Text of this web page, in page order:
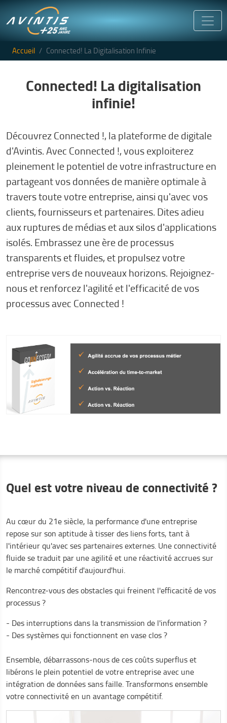
Aller au contenu principal
Accueil Connected! La Digitalisation Infinie
Connected! La digitalisation
infinie!
Découvrez Connected !, la plateforme de digitale
d'Avintis. Avec Connected !, vous exploiterez
pleinement le potentiel de votre infrastructure en
partageant vos données de manière optimale à
travers toute votre entreprise, ainsi qu'avec vos
clients, fournisseurs et partenaires. Dites adieu
aux ruptures de médias et aux silos d'applications
isolés. Embrassez une ère de processus
transparents et fluides, et propulsez votre
entreprise vers de nouveaux horizons. Rejoignez-
nous et renforcez l'agilité et l'efficacité de vos
processus avec Connected !
Quel est votre niveau de connectivité ?
Au cœur du 21e siècle, la performance d'une entreprise
repose sur son aptitude à tisser des liens forts, tant à
l'intérieur qu'avec ses partenaires externes. Une connectivité
fluide se traduit par une agilité et une réactivité accrues sur
le marché compétitif d'aujourd'hui.
Rencontrez-vous des obstacles qui freinent l'efficacité de vos
processus ?
- Des interruptions dans la transmission de l'information ?
- Des systèmes qui fonctionnent en vase clos ?
Ensemble, débarrassons-nous de ces coûts superflus et
libérons le plein potentiel de votre entreprise avec une
intégration de données sans faille. Transformons ensemble
votre connectivité en un avantage compétitif.